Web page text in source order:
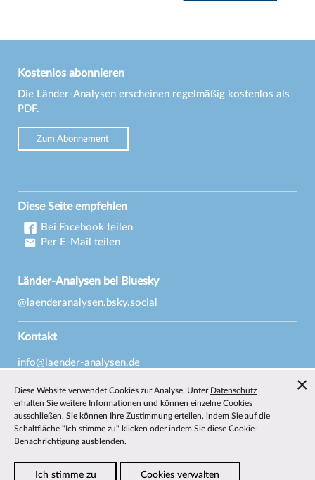
Kostenlos abonnieren
Die Länder-Analysen erscheinen regelmäßig kostenlos als
PDF.
Zum Abonnement
Diese Seite empfehlen
Bei Facebook teilen
Per E-Mail teilen
Länder-Analysen bei Bluesky
@laenderanalysen.bsky.social
Kontakt
info@laender-analysen.de
Fax: 0421/218-69607
Redaktionen
Wissenschaftliche Beiräte
Über die Länder-Analysen
Diese Website verwendet Cookies zur Analyse. Unter Datenschutz
erhalten Sie weitere Informationen und können einzelne Cookies
ausschließen. Sie können Ihre Zustimmung erteilen, indem Sie auf die
Schaltfläche "Ich stimme zu" klicken oder indem Sie diese Cookie-
Benachrichtigung ausblenden.
Ich stimme zu Cookies verwalten